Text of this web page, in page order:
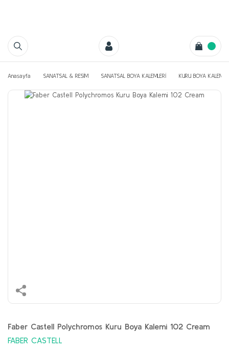
Anasayfa SANATSAL & RESİM SANATSAL BOYA KALEMLERİ KURU BOYA
Faber Castell Polychromos Kuru Boya Kalemi 102 Cream
FABER CASTELL